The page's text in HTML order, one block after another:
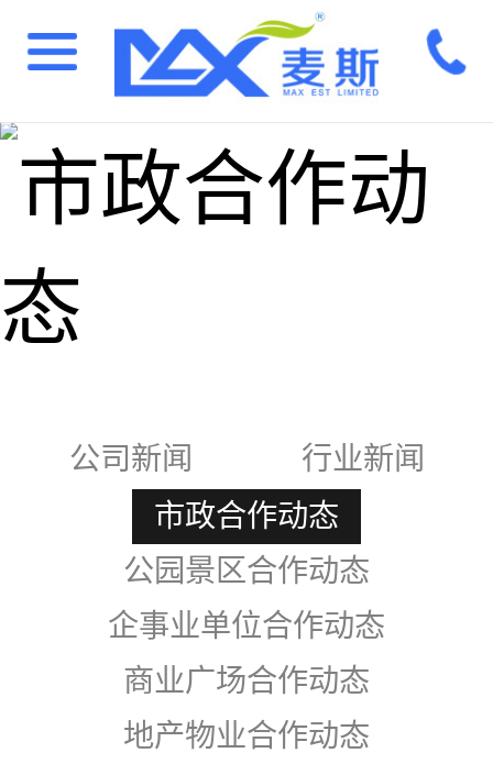
公司新闻
行业新闻
市政合作动态
公园景区合作动态
企事业单位合作动态
商业广场合作动态
地产物业合作动态